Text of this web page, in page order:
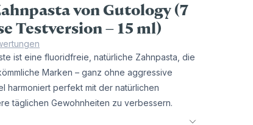
von Gutology (7
Testversion – 15 ml)
ist eine fluoridfreie, natürliche Zahnpasta, die
Marken – ganz ohne aggressive
harmoniert perfekt mit der natürlichen
täglichen Gewohnheiten zu verbessern.